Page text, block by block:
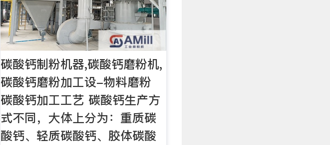
碳酸钙制粉机器,碳酸钙磨粉机,
碳酸钙磨粉加工设-物料磨粉
碳酸钙加工工艺 碳酸钙生产方
式不同，大体上分为：重质碳
酸钙、轻质碳酸钙、胶体碳酸